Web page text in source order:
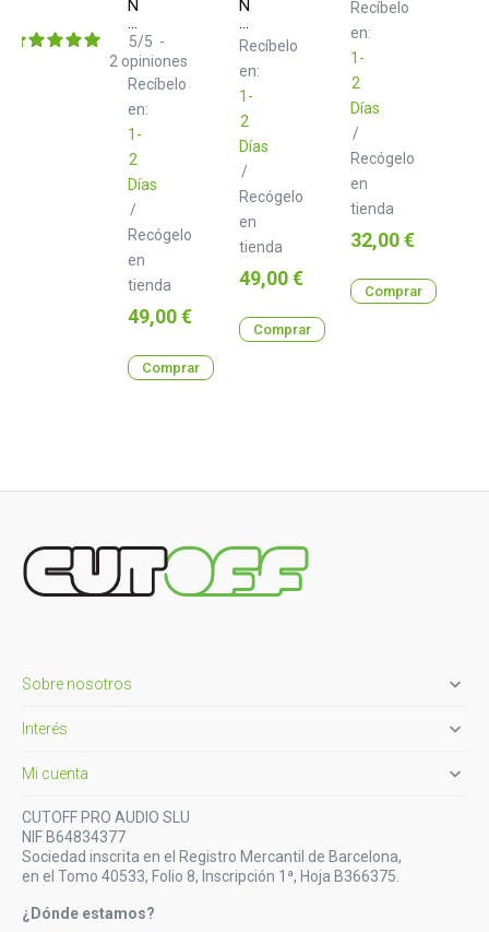
Neo
d+
XLR
Class
B
3.0
m
Recíbelo
en:
1-
2
Días
/
Recógelo
en
tienda
5/5 -
2 opiniones
Precio
49,00 €
Comprar
Neo
d+
TRS
Class
B
3.0
m
Recíbelo
en:
1-
2
Días
/
Recógelo
en
tienda
Precio
49,00 €
Comprar
Recíbelo
en:
1-
2
Días
/
Recógelo
en
tienda
Precio
32,00 €
Comprar
Sobre nosotros 
Interés 
Mi cuenta 
CUTOFF PRO AUDIO SLU
NIF B64834377
Sociedad inscrita en el Registro Mercantil de Barcelona,
en el Tomo 40533, Folio 8, Inscripción 1ª, Hoja B366375.
¿Dónde estamos?